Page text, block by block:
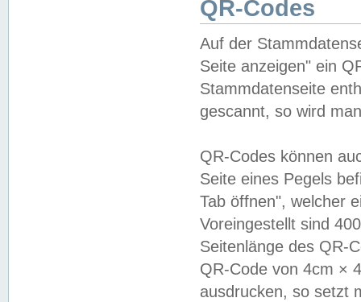
QR-Codes
Auf der
Seite anzeigen" ein
Stammdatenseite
gescannt, so wird
QR-Codes können
Seite eines Pegels
Tab öffnen", welcher
Voreingestellt sind
Seitenlänge des QR-
QR-Code von 4cm ×
ausdrucken, so setzt